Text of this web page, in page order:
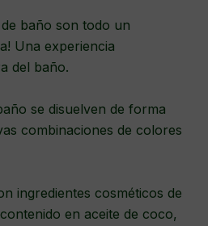
baño son todo un
Una experiencia
del baño.
se disuelven de forma
combinaciones de colores
ingredientes cosméticos de
en aceite de coco,